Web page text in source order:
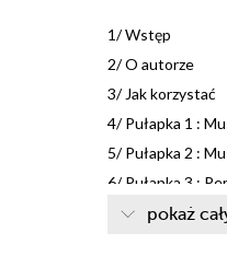
1/ Wstęp
2/ O autorze
3/ Jak korzystać
4/ Pułapka 1 :
5/ Pułapka 2 :
6/ Pułapka 3 :
7/ Pułapka 4 :
pokaż